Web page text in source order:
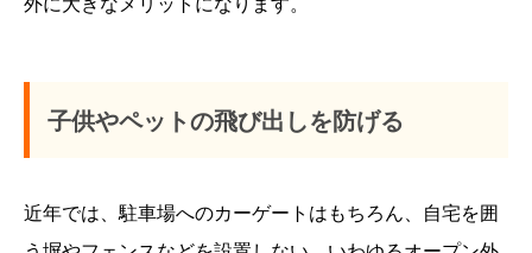
子供やペットの飛び出しを防げる
近年では、駐車場へのカーゲートはもちろん、自宅を囲